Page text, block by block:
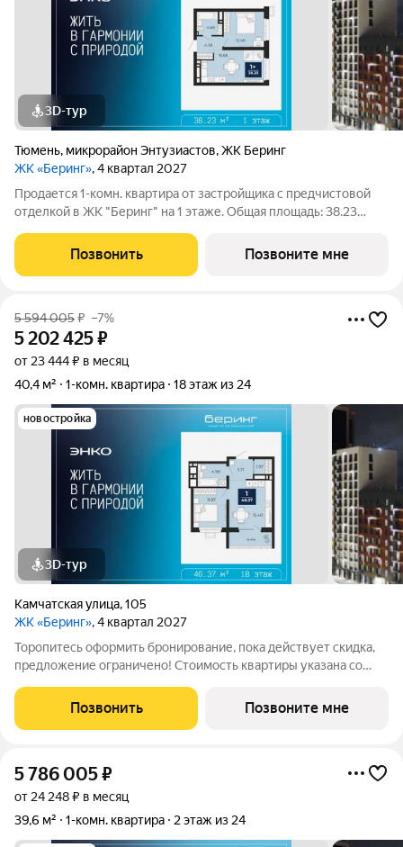
3D-тур
Тюмень, микрорайон Энтузиастов,ЖК Беринг
ЖК «Беринг», 4 квартал 2027
Продается 1-комн. квартира от застройщика с предчистовой
отделкой в ЖК "Беринг" на 1 этаже. Общая площадь: 38.23
16.68 кв.м. Все окна выходят на одну сторону. В квартире один
совмещенный
Позвонить Позвоните мне
5 594 005₽ –7%
5 202 425₽
от 23 444 ₽ в месяц
40,4 м²
1-комн. квартира 18 этаж из 24
новостройка
3D-тур
Камчатская улица,105
ЖК «Беринг», 4 квартал 2027
Торопитесь оформить бронирование, пока действует скидка,
предложение ограничено! Стоимость квартиры указана со
вопросам звоните в офис продаж, мы вам все подробно
расскажем. 1-комн. квартира с
Позвонить Позвоните мне
5 786 005₽
от 24 248 ₽ в месяц
39,6 м²
1-комн. квартира 2 этаж из 24